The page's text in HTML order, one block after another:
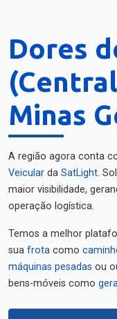
Dores
Minas
A região agora conta
Veicular da SatLight.
maior visibilidade,
operação logística.
Temos a melhor
sua frota como
máquinas pesadas ou
bens-móveis como